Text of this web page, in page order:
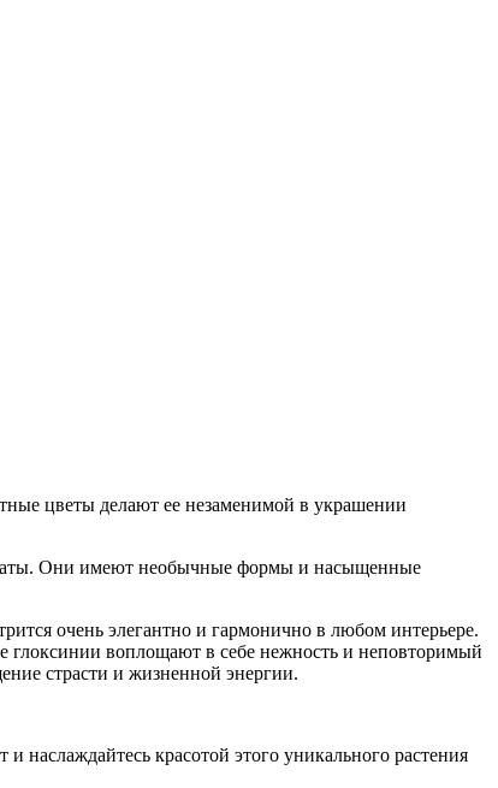
цветы делают ее незаменимой в украшении
Они имеют необычные формы и насыщенные
очень элегантно и гармонично в любом интерьере.
глоксинии воплощают в себе нежность и неповторимый
страсти и жизненной энергии.
красотой этого уникального растения